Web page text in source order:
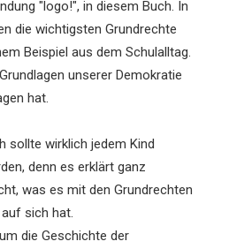
"logo!", in diesem Buch. In
die wichtigsten Grundrechte
Beispiel aus dem Schulalltag.
unserer Demokratie
hat.
sollte wirklich jedem Kind
denn es erklärt ganz
was es mit den Grundrechten
sich hat.
die Geschichte der